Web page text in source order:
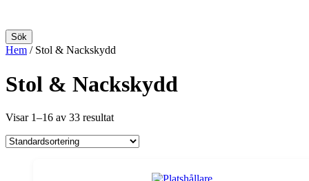
Sök
Hem / Stol & Nackskydd
Stol & Nackskydd
Visar 1–16 av 33 resultat